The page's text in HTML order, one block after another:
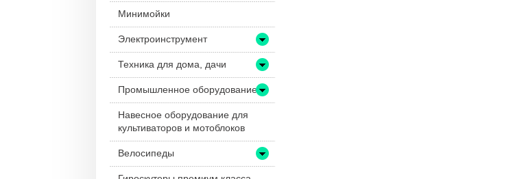
Минимойки
Электроинструмент
Техника для дома, дачи
Промышленное оборудование
Навесное оборудование для
культиваторов и мотоблоков
Велосипеды